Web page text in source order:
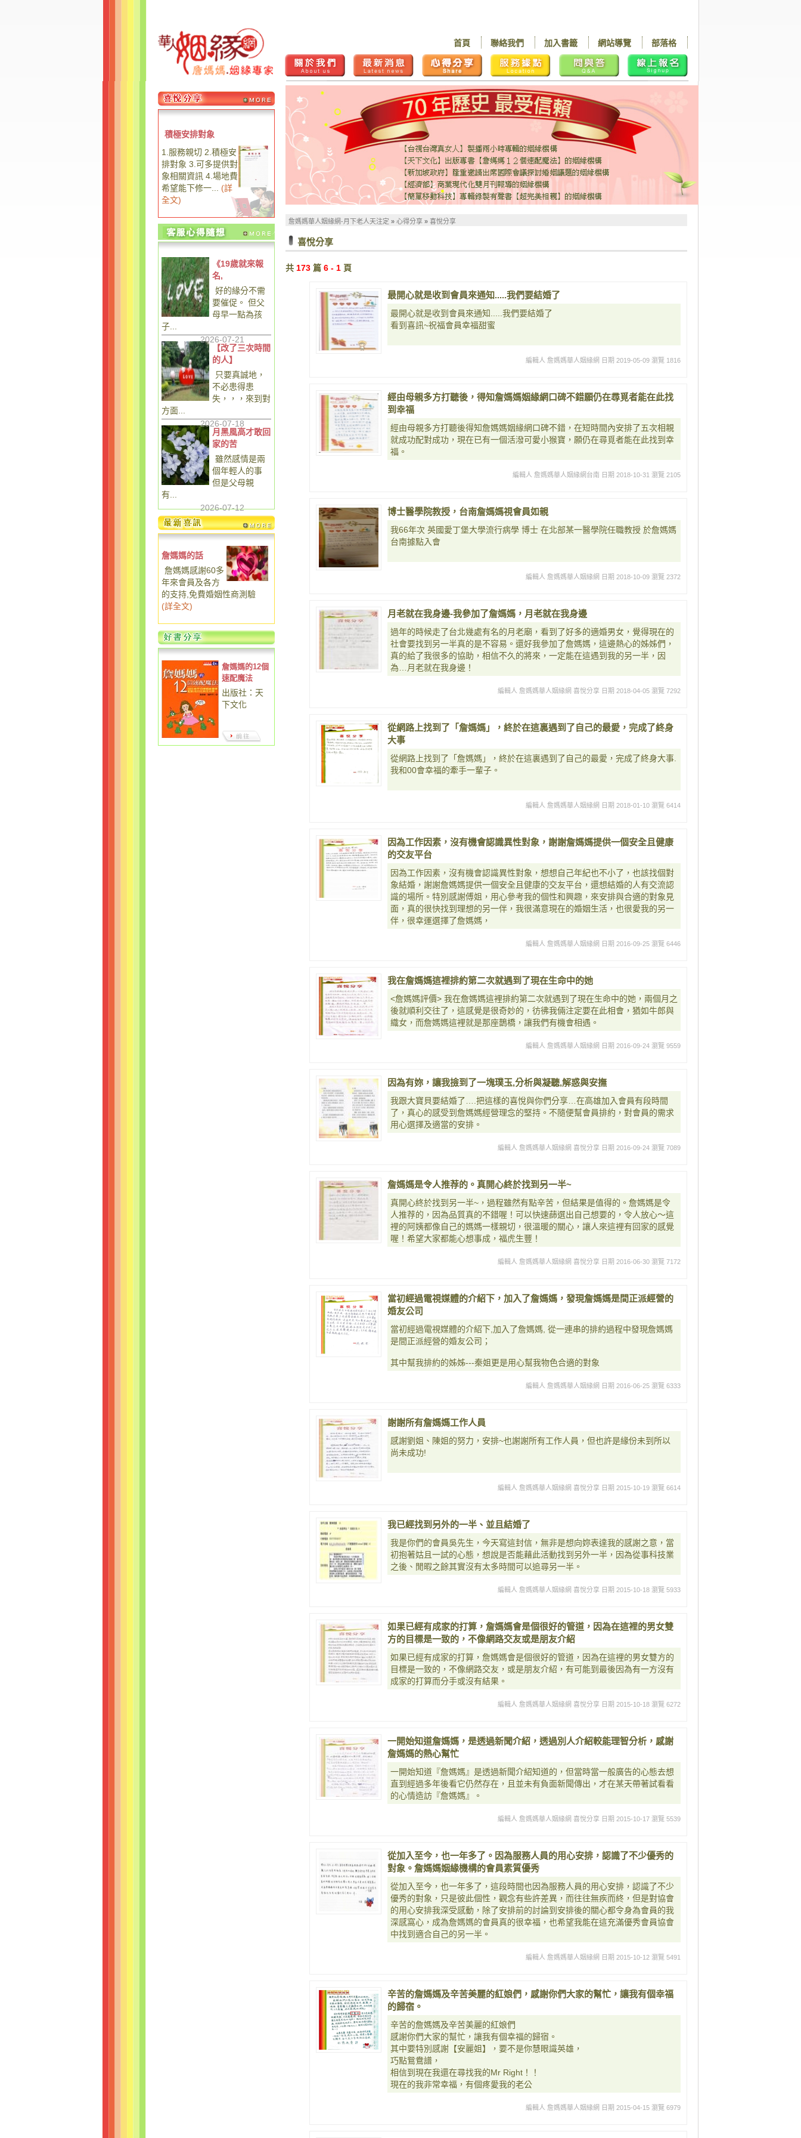
部落格
網站導覽
加入書籤
聯絡我們
首頁
積極安排對象
1.服務親切 2.積極安
排對象 3.可多提供對
象相關資訊 4.場地費
希望能下修一...
(詳
全文)
《19歲就來報
名,
好的緣分不需
要催促。 但父
母早一點為孩
子...
2026-07-21
【改了三次時間
的人】
只要真誠地，
不必患得患
失，，，來到對
方面...
2026-07-18
月黑風高才敢回
家的苦
雖然感情是兩
個年輕人的事
但是父母親
有...
2026-07-12
詹媽媽的話
詹媽媽感謝60多
年來會員及各方
的支持,免費婚姻性商測驗
(詳全文)
詹媽媽的12個
速配魔法
出版社：天
下文化
詹媽媽華人姻緣網-月下老人天注定 » 心得分享 » 喜悅分享
喜悅分享
共 173 篇 6 - 1 頁
最開心就是收到會員來通知.....我們要結婚了
最開心就是收到會員來通知.....我們要結婚了
看到喜訊~祝福會員幸福甜蜜
編輯人 詹媽媽華人姻緣網 日期 2019-05-09 瀏覽 1816
經由母親多方打聽後，得知詹媽媽姻緣網口碑不錯願仍在尋覓者能在此找
到幸福
經由母親多方打聽後得知詹媽媽姻緣網口碑不錯，在短時間內安排了五次相親
就成功配對成功，現在已有一個活潑可愛小猴寶，願仍在尋覓者能在此找到幸
福。
編輯人 詹媽媽華人姻緣網台南 日期 2018-10-31 瀏覽 2105
博士醫學院教授，台南詹媽媽視會員如親
我66年次 英國愛丁堡大學流行病學 博士 在北部某一醫學院任職教授 於詹媽媽
台南據點入會
編輯人 詹媽媽華人姻緣網 日期 2018-10-09 瀏覽 2372
月老就在我身邊-我參加了詹媽媽，月老就在我身邊
過年的時候走了台北幾處有名的月老廟，看到了好多的適婚男女，覺得現在的
社會要找到另一半真的是不容易。還好我參加了詹媽媽，這邊熱心的姊姊們，
真的給了我很多的協助，相信不久的將來，一定能在這遇到我的另一半，因
為…月老就在我身邊！
編輯人 詹媽媽華人姻緣網 喜悅分享 日期 2018-04-05 瀏覽 7292
從網路上找到了「詹媽媽」，終於在這裏遇到了自己的最愛，完成了終身
大事
從網路上找到了「詹媽媽」，終於在這裏遇到了自己的最愛，完成了終身大事.
我和00會幸福的牽手一輩子。
編輯人 詹媽媽華人姻緣網 日期 2018-01-10 瀏覽 6414
因為工作因素，沒有機會認識異性對象，謝謝詹媽媽提供一個安全且健康
的交友平台
因為工作因素，沒有機會認識異性對象，想想自己年紀也不小了，也該找個對
象結婚，謝謝詹媽媽提供一個安全且健康的交友平台，還想結婚的人有交流認
識的場所。特別感謝傅姐，用心參考我的個性和興趣，來安排與合適的對象見
面，真的很快找到理想的另一伴，我很滿意現在的婚姻生活，也很愛我的另一
伴，很幸運選擇了詹媽媽，
編輯人 詹媽媽華人姻緣網 日期 2016-09-25 瀏覽 6446
我在詹媽媽這裡排約第二次就遇到了現在生命中的她
<詹媽媽評價> 我在詹媽媽這裡排約第二次就遇到了現在生命中的她，兩個月之
後就順利交往了，這感覺是很奇妙的，彷彿我倆注定要在此相會，猶如牛郎與
織女，而詹媽媽這裡就是那座鵲橋，讓我們有機會相遇。
編輯人 詹媽媽華人姻緣網 日期 2016-09-24 瀏覽 9559
因為有妳，讓我撿到了一塊璞玉,分析與凝聽,解惑與安撫
我跟大寶貝要結婚了….把這樣的喜悅與你們分享…在高雄加入會員有段時間
了，真心的感受到詹媽媽經營理念的堅持。不隨便幫會員排約，對會員的需求
用心選擇及適當的安排。
編輯人 詹媽媽華人姻緣網 喜悅分享 日期 2016-09-24 瀏覽 7089
詹媽媽是令人推荐的。真開心終於找到另一半~
真開心終於找到另一半~，過程雖然有點辛苦，但結果是值得的。詹媽媽是令
人推荐的，因為品質真的不錯喔！可以快速蒒選出自己想要的，令人放心～這
裡的阿姨都像自己的媽媽一樣親切，很溫暖的關心，讓人來這裡有回家的感覺
喔！希望大家都能心想事成，福虎生豐！
編輯人 詹媽媽華人姻緣網 喜悅分享 日期 2016-06-30 瀏覽 7172
當初經過電視媒體的介紹下，加入了詹媽媽，發現詹媽媽是間正派經營的
婚友公司
當初經過電視媒體的介紹下,加入了詹媽媽, 從一連串的排約過程中發現詹媽媽
是間正派經營的婚友公司；
其中幫我排約的姊姊---秦姐更是用心幫我物色合適的對象
編輯人 詹媽媽華人姻緣網 日期 2016-06-25 瀏覽 6333
謝謝所有詹媽媽工作人員
感謝劉姐、陳姐的努力，安排~也謝謝所有工作人員，但也許是緣份未到所以
尚未成功!
編輯人 詹媽媽華人姻緣網 喜悅分享 日期 2015-10-19 瀏覽 6614
我已經找到另外的一半、並且結婚了
我是你們的會員吳先生，今天寫這封信，無非是想向妳表達我的感謝之意，當
初抱著姑且一試的心態，想說是否能藉此活動找到另外一半，因為從事科技業
之後、閒暇之餘其實沒有太多時間可以追尋另一半。
編輯人 詹媽媽華人姻緣網 喜悅分享 日期 2015-10-18 瀏覽 5933
如果已經有成家的打算，詹媽媽會是個很好的管道，因為在這裡的男女雙
方的目標是一致的，不像網路交友或是朋友介紹
如果已經有成家的打算，詹媽媽會是個很好的管道，因為在這裡的男女雙方的
目標是一致的，不像網路交友，或是朋友介紹，有可能到最後因為有一方沒有
成家的打算而分手或沒有結果。
編輯人 詹媽媽華人姻緣網 喜悅分享 日期 2015-10-18 瀏覽 6272
一開始知道詹媽媽，是透過新聞介紹，透過別人介紹較能理智分析，感謝
詹媽媽的熱心幫忙
一開始知道『詹媽媽』是透過新聞介紹知道的，但當時當一般廣告的心態去想
直到經過多年後看它仍然存在，且並未有負面新聞傳出，才在某天帶著試看看
的心情造訪『詹媽媽』。
編輯人 詹媽媽華人姻緣網 喜悅分享 日期 2015-10-17 瀏覽 5539
從加入至今，也一年多了。因為服務人員的用心安排，認識了不少優秀的
對象。詹媽媽姻緣機構的會員素質優秀
從加入至今，也一年多了，這段時間也因為服務人員的用心安排，認識了不少
優秀的對象，只是彼此個性，觀念有些許差異，而往往無疾而終，但是對協會
的用心安排我深受感動，除了安排前的討論到安排後的關心都令身為會員的我
深感窩心，成為詹媽媽的會員真的很幸福，也希望我能在這充滿優秀會員協會
中找到適合自己的另一半。
編輯人 詹媽媽華人姻緣網 日期 2015-10-12 瀏覽 5491
辛苦的詹媽媽及辛苦美麗的紅娘們，感謝你們大家的幫忙，讓我有個幸福
的歸宿。
辛苦的詹媽媽及辛苦美麗的紅娘們
感謝你們大家的幫忙，讓我有個幸福的歸宿。
其中要特別感謝【安麗姐】，要不是你慧眼識英雄，
巧點鴛鴦譜，
相信到現在我還在尋找我的Mr Right！！
現在的我非常幸福，有個疼愛我的老公
編輯人 詹媽媽華人姻緣網 日期 2015-04-15 瀏覽 6979